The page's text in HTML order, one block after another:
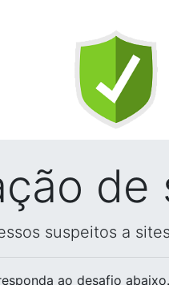
de
suspeitos a
ao desafio abaixo.